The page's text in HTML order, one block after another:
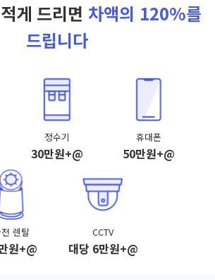
게 드리면 차액의 120%를
드립니다
정수기
30만원+@
휴대폰
50만원+@
렌탈
원+@
CCTV
대당 6만원+@